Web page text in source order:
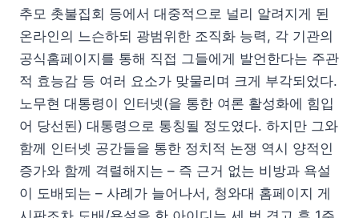
추모 촛불집회 등에서 대중적으로 널리 알려지게 된
온라인의 느슨하되 광범위한 조직화 능력, 각 기관의
공식홈페이지를 통해 직접 그들에게 발언한다는 주관
적 효능감 등 여러 요소가 맞물리며 크게 부각되었다.
노무현 대통령이 인터넷(을 통한 여론 활성화에 힘입
어 당선된) 대통령으로 통칭될 정도였다. 하지만 그와
함께 인터넷 공간들을 통한 정치적 논쟁 역시 양적인
증가와 함께 격렬해지는 – 즉 근거 없는 비방과 욕설
이 도배되는 – 사례가 늘어나서, 청와대 홈페이지 게